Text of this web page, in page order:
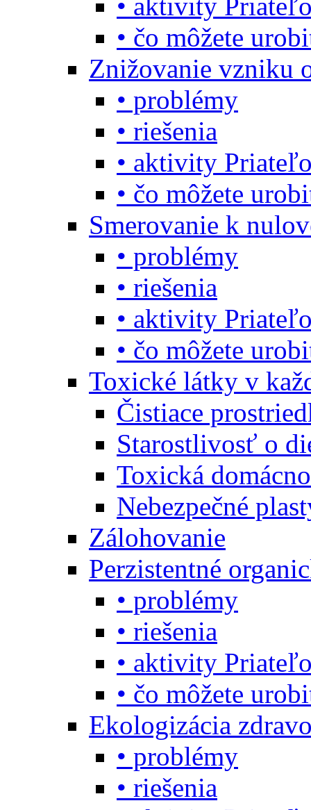
• čo môžete
Znižovanie vzniku
• problémy
• riešenia
• aktivity
• čo môžete
Smerovanie k
• problémy
• riešenia
• aktivity
• čo môžete
Toxické látky v
Čistiace
Starostlivosť o
Toxická
Nebezpečné
Zálohovanie
Perzistentné
• problémy
• riešenia
• aktivity
• čo môžete
Ekologizácia
• problémy
• riešenia